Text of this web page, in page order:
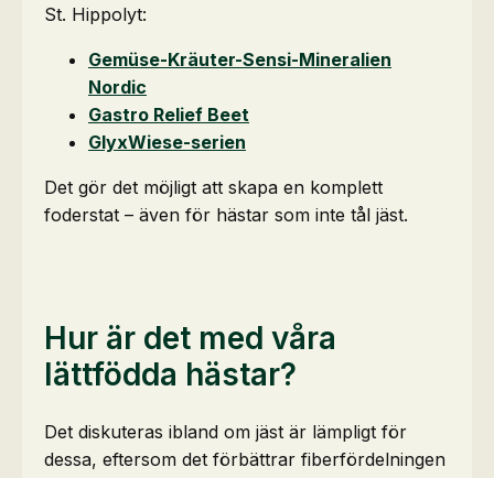
St. Hippolyt:
Gemüse-Kräuter-Sensi-Mineralien
Nordic
Gastro Relief Beet
GlyxWiese-serien
Det gör det möjligt att skapa en komplett
foderstat – även för hästar som inte tål jäst.
Hur är det med våra
lättfödda hästar?
Det diskuteras ibland om jäst är lämpligt för
dessa, eftersom det förbättrar fiberfördelningen